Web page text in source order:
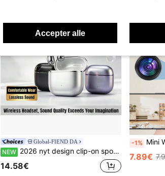
Global-FIEND DA
NEW 2026 nyt design clip-on sportsheadset, komfortable Bluetooth 6.0-høretelefoner med musik, dyb bas, hængende earbuds, video, TWS, HiFi, Dolby, ACC, stereo, HD-opkald, til Android og iPhone, gaming, par-ørestykker, smarte hovedtelefoner som gave
14.58€
-1% Mini WiFi-kamera
7.89€
Accepter alle